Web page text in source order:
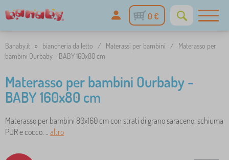
0 €
Banaby.it » biancheria da letto / Materassi per bambini /
Materasso per
bambini Ourbaby - BABY 160x80 cm
Materasso per bambini Ourbaby -
BABY 160x80 cm
Materasso per bambini 80x160 cm con strati di grano saraceno, schiuma
PUR e cocco. .. altro